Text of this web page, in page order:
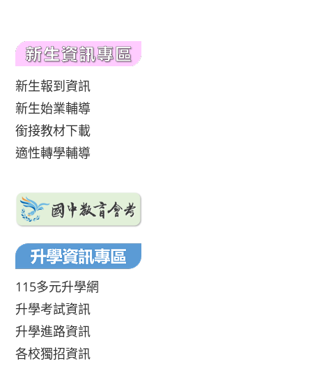
新生報到資訊
新生始業輔導
銜接教材下載
適性轉學輔導
115多元升學網
升學考試資訊
升學進路資訊
各校獨招資訊